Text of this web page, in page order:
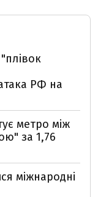
РФ на
метро між
за 1,76
міжнародні